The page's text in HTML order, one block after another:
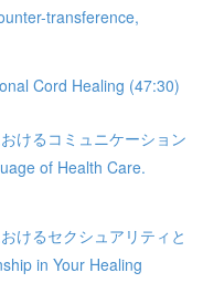
transference,
Cord Healing (47:30)
けるコミュニケーション
of Health Care.
けるセクシュアリティと
in Your Healing